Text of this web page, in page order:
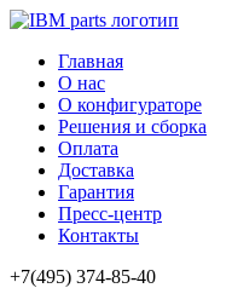
Главная
О нас
О конфигураторе
Решения и сборка
Оплата
Доставка
Гарантия
Пресс-центр
Контакты
+7(495) 374-85-40